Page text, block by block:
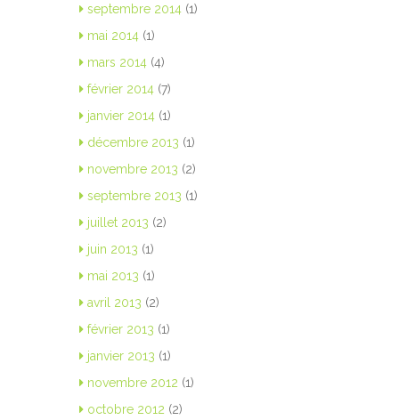
septembre 2014 (1)
mai 2014 (1)
mars 2014 (4)
février 2014 (7)
janvier 2014 (1)
décembre 2013 (1)
novembre 2013 (2)
septembre 2013 (1)
juillet 2013 (2)
juin 2013 (1)
mai 2013 (1)
avril 2013 (2)
février 2013 (1)
janvier 2013 (1)
novembre 2012 (1)
octobre 2012 (2)